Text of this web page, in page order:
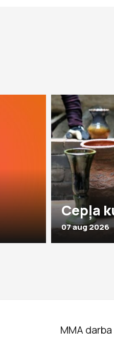
Cepļa
07 aug 2026
MMA